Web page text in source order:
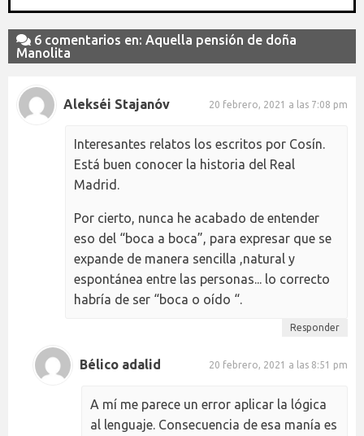
6 comentarios en: Aquella pensión de doña
Manolita
Alekséi Stajanóv 20 febrero, 2021 a las 7:08 pm
Interesantes relatos los escritos por Cosín.
Está buen conocer la historia del Real
Madrid.
Por cierto, nunca he acabado de entender
eso del “boca a boca”, para expresar que se
expande de manera sencilla ,natural y
espontánea entre las personas... lo correcto
habría de ser “boca o oído “.
Responder
Bélico adalid 20 febrero, 2021 a las 8:51 pm
A mí me parece un error aplicar la lógica
al lenguaje. Consecuencia de esa manía es